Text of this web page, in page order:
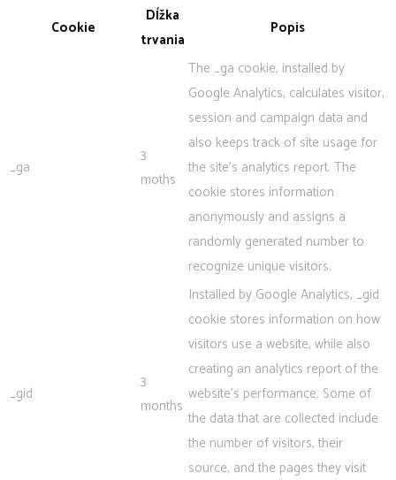
Cookie
Dĺžka
trvania
Popis
_ga
3
moths
The _ga cookie, installed by
Google Analytics, calculates visitor,
session and campaign data and
also keeps track of site usage for
the site's analytics report. The
cookie stores information
anonymously and assigns a
randomly generated number to
recognize unique visitors.
_gid
3
months
Installed by Google Analytics, _gid
cookie stores information on how
visitors use a website, while also
creating an analytics report of the
website's performance. Some of
the data that are collected include
the number of visitors, their
source, and the pages they visit